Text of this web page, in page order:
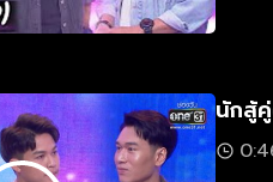
นักสู้